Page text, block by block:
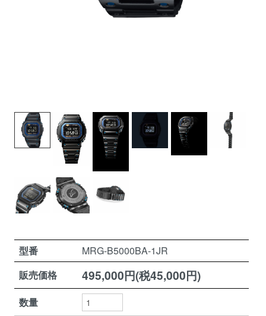
型番
MRG-B5000BA-1JR
販売価格
495,000円(税45,000円)
数量